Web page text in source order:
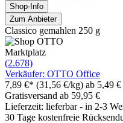
Shop-Info
Zum Anbieter
Classico gemahlen 250 g
Marktplatz
(2.678)
Verkäufer: OTTO Office
7,89 €* (31,56 €/kg) ab 5,49 €
Gratisversand ab 59,95 €
Lieferzeit: lieferbar - in 2-3
30 Tage kostenfreie